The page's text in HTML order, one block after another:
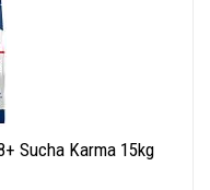
Sucha Karma 15kg